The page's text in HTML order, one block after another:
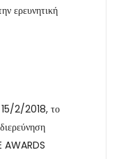
ερευνητική
15/2/2018, το
AWARDS